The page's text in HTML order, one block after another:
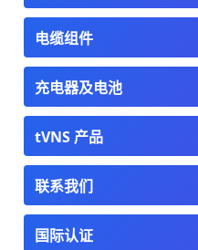
电缆组件
充电器及电池
tVNS 产品
联系我们
国际认证